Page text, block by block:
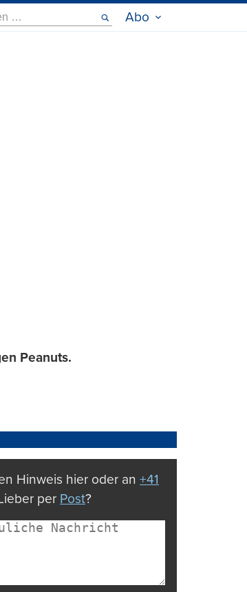
Abo
Peanuts.
Hinweis hier oder an +41
per Post?